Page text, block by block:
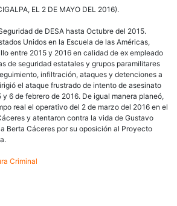
EL 2 DE MAYO DEL 2016).
de DESA hasta Octubre del 2015.
Unidos en la Escuela de las Américas,
entre 2015 y 2016 en calidad de ex empleado
de seguridad estatales y grupos paramilitares
infiltración, ataques y detenciones a
el ataque frustrado de intento de asesinato
6 de febrero de 2016. De igual manera planeó,
real el operativo del 2 de marzo del 2016 en el
y atentaron contra la vida de Gustavo
Berta Cáceres por su oposición al Proyecto
Criminal